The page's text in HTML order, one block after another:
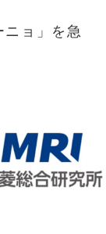
ョ」を急